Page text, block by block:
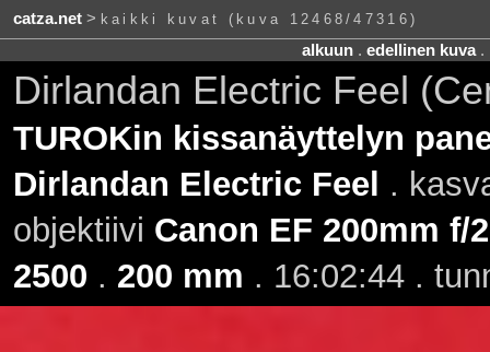
catza.net> kaikki kuvat (kuva 12468/47316)
alkuun. edellinen kuva.
Dirlandan Electric Feel
TUROKin kissanäyttelyn
Dirlandan Electric Feel .
objektiivi Canon EF 200mm f/
2500 . 200 mm . 16:02:44 .